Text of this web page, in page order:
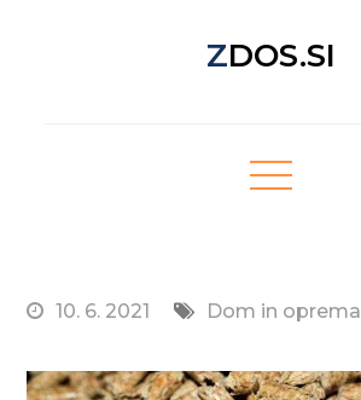
ZDOS.SI
10. 6. 2021 Dom in oprema